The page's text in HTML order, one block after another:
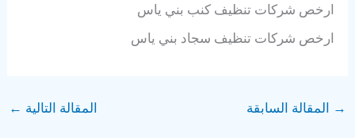
ارخص شركات تنظيف كنب بني ياس
ارخص شركات تنظيف سجاد بني ياس
→ المقالة السابقة المقالة التالية ←